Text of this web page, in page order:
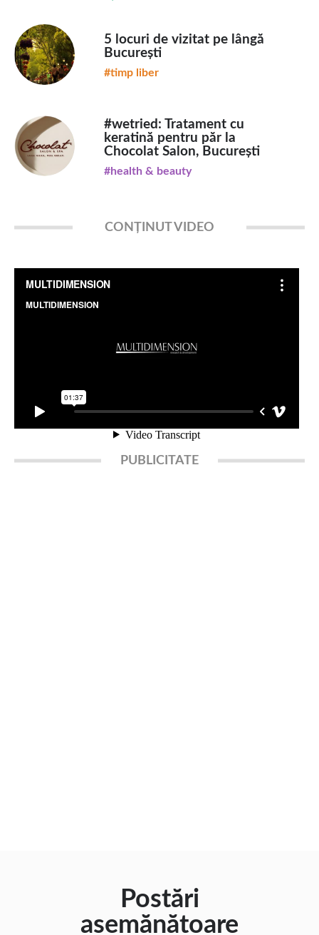
5 locuri de vizitat pe lângă
București
#timp liber
#wetried: Tratament cu
keratină pentru păr la
Chocolat Salon, București
#health & beauty
CONȚINUT VIDEO
PUBLICITATE
Postări
asemănătoare